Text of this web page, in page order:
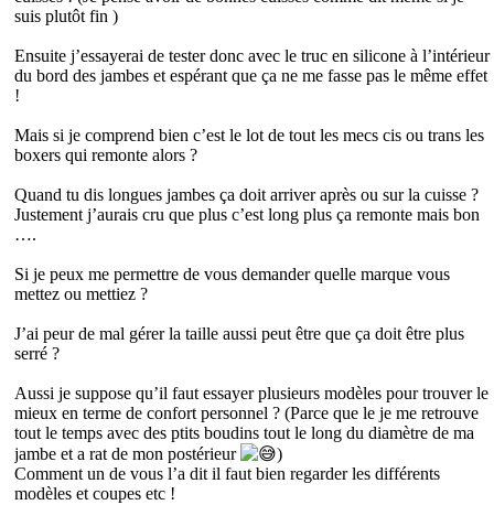
suis plutôt fin )
Ensuite j’essayerai de tester donc avec le truc en silicone à l’intérieur
du bord des jambes et espérant que ça ne me fasse pas le même effet
!
Mais si je comprend bien c’est le lot de tout les mecs cis ou trans les
boxers qui remonte alors ?
Quand tu dis longues jambes ça doit arriver après ou sur la cuisse ?
Justement j’aurais cru que plus c’est long plus ça remonte mais bon
….
Si je peux me permettre de vous demander quelle marque vous
mettez ou mettiez ?
J’ai peur de mal gérer la taille aussi peut être que ça doit être plus
serré ?
Aussi je suppose qu’il faut essayer plusieurs modèles pour trouver le
mieux en terme de confort personnel ? (Parce que le je me retrouve
tout le temps avec des ptits boudins tout le long du diamètre de ma
jambe et a rat de mon postérieur
)
Comment un de vous l’a dit il faut bien regarder les différents
modèles et coupes etc !